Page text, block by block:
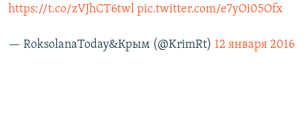
https://t.co/zVJhCT6twl pic.twitter.com/e7yOi05Ofx
— RoksolanaToday&Крым (@KrimRt) 12 января 2016